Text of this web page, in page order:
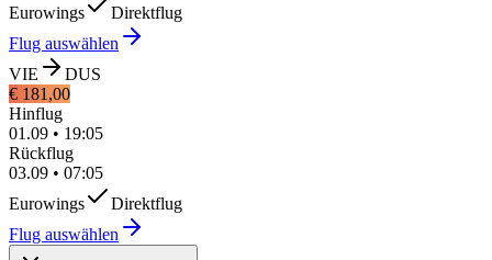
Eurowings
Direktflug
Flug auswählen
VIE
DUS
€ 181,00
Hinflug
01.09 • 19:05
Rückflug
03.09 • 07:05
Eurowings
Direktflug
Flug auswählen